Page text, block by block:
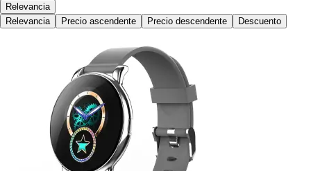
Relevancia
Relevancia
Precio ascendente Precio descendente Descuento